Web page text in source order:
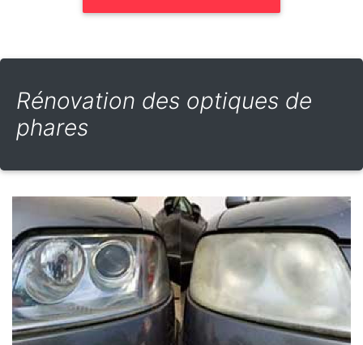
Rénovation des optiques de
phares